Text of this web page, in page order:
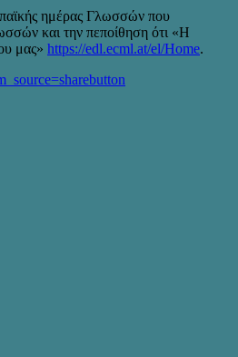
ημέρας Γλωσσών που
και την πεποίθηση ότι «Η
μας» https://edl.ecml.at/el/Home.